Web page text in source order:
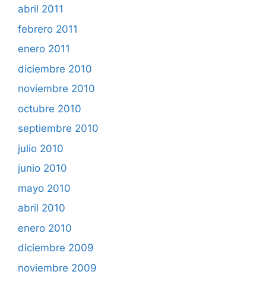
abril 2011
febrero 2011
enero 2011
diciembre 2010
noviembre 2010
octubre 2010
septiembre 2010
julio 2010
junio 2010
mayo 2010
abril 2010
enero 2010
diciembre 2009
noviembre 2009